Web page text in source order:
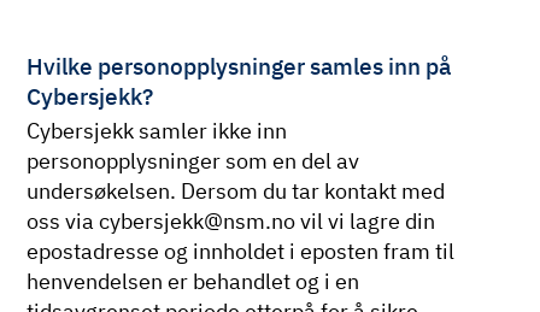
Hvilke personopplysninger samles inn på
Cybersjekk?
Cybersjekk samler ikke inn
personopplysninger som en del av
undersøkelsen. Dersom du tar kontakt med
oss via cybersjekk@nsm.no vil vi lagre din
epostadresse og innholdet i eposten fram til
henvendelsen er behandlet og i en